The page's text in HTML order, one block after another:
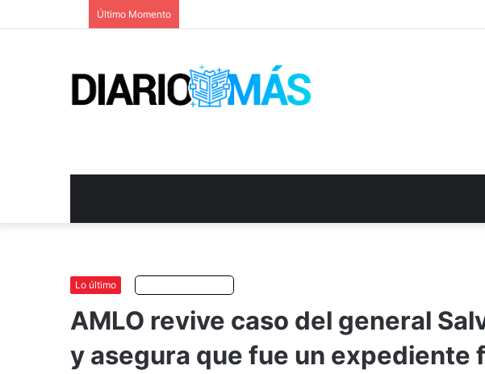
Último Momento
Lo último
AMLO revive caso del general
y asegura que fue un expediente